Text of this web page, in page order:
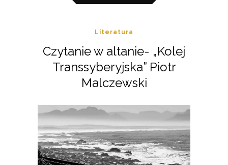
Literatura
Czytanie w altanie- „Kolej
Transsyberyjska” Piotr
Malczewski